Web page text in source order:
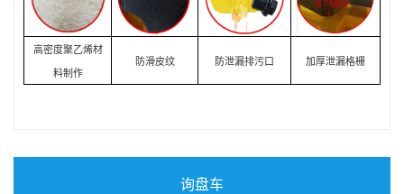
高密度聚乙烯材
料制作
防滑皮纹 防泄漏排污口 加厚泄漏格栅
询盘车